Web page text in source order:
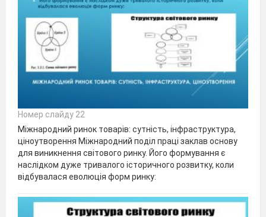
Номер слайду 22
Міжнародний ринок товарів: сутність, інфраструктура,
ціноутворення Міжнародний поділ праці заклав основу
для виникнення світового ринку. Його формування є
наслідком дуже тривалого історичного розвитку, коли
відбувалася еволюція форм ринку: